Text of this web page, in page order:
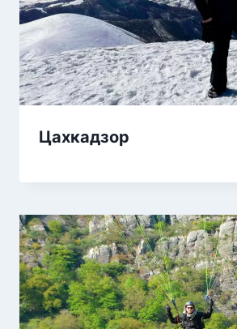
Цахкадзор